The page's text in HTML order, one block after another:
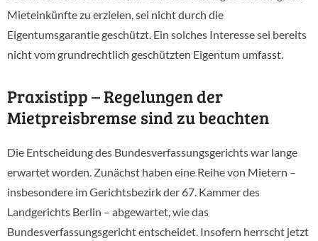
Mieteinkünfte zu erzielen, sei nicht durch die
Eigentumsgarantie geschützt. Ein solches Interesse sei bereits
nicht vom grundrechtlich geschützten Eigentum umfasst.
Praxistipp – Regelungen der
Mietpreisbremse sind zu beachten
Die Entscheidung des Bundesverfassungsgerichts war lange
erwartet worden. Zunächst haben eine Reihe von Mietern –
insbesondere im Gerichtsbezirk der 67. Kammer des
Landgerichts Berlin – abgewartet, wie das
Bundesverfassungsgericht entscheidet. Insofern herrscht jetzt